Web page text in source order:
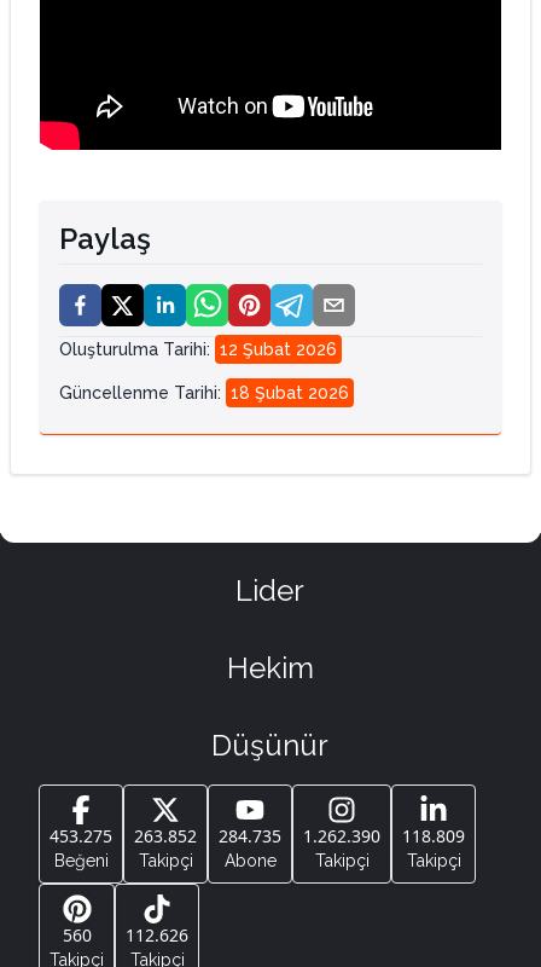
Paylaş
Oluşturulma Tarihi: 12 Şubat 2026
Güncellenme Tarihi: 18 Şubat 2026
Lider
Hekim
Düşünür
453.275
Beğeni
263.852
Takipçi
284.735
Abone
1.262.390
Takipçi
118.809
Takipçi
560
Takipçi
112.626
Takipçi